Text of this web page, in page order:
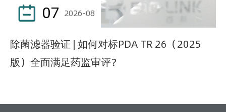
 07 2026-08
除菌滤器验证 | 如何对标PDA TR 26（2025
版）全面满足药监审评？